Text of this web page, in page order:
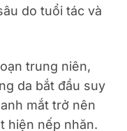
do tuổi tác và
trung niên,
da bắt đầu suy
mắt trở nên
hiện nếp nhăn.